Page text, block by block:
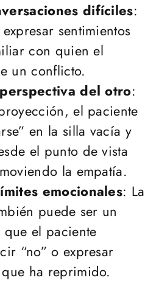
difíciles:
sentimientos
con quien el
un conflicto.
del otro:
el paciente
en la silla vacía y
el punto de vista
la empatía.
emocionales: La
puede ser un
el paciente
“no” o expresar
ha reprimido​​.